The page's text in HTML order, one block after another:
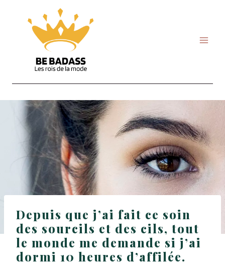
content
Depuis que j’ai fait ce soin
des sourcils et des cils, tout
le monde me demande si j’ai
dormi 10 heures d’affilée.